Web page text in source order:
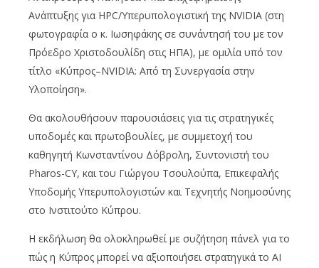
Ανάπτυξης για HPC/Υπερυπολογιστική της NVIDIA (στη
φωτογραφία ο κ. Ιωσηφάκης σε συνάντησή του με τον
Πρόεδρο Χριστοδουλίδη στις ΗΠΑ), με ομιλία υπό τον
τίτλο «Κύπρος–NVIDIA: Από τη Συνεργασία στην
Υλοποίηση».
Θα ακολουθήσουν παρουσιάσεις για τις στρατηγικές
υποδομές και πρωτοβουλίες, με συμμετοχή του
καθηγητή Κωνσταντίνου Δόβρολη, Συντονιστή του
Pharos-CY, και του Γιώργου Τσουλούπα, Επικεφαλής
Υποδομής Υπερυπολογιστών και Τεχνητής Νοημοσύνης
στο Ινστιτούτο Κύπρου.
Η εκδήλωση θα ολοκληρωθεί με συζήτηση πάνελ για το
πώς η Κύπρος μπορεί να αξιοποιήσει στρατηγικά το AI